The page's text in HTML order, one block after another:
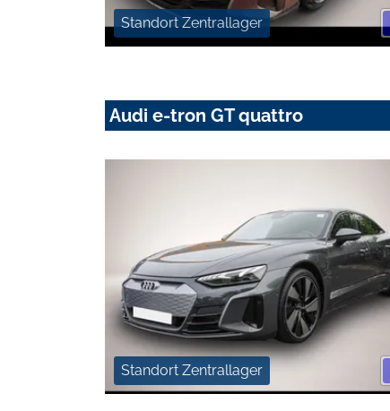
Standort Zentrallager
Audi e-tron GT quattro
Standort Zentrallager